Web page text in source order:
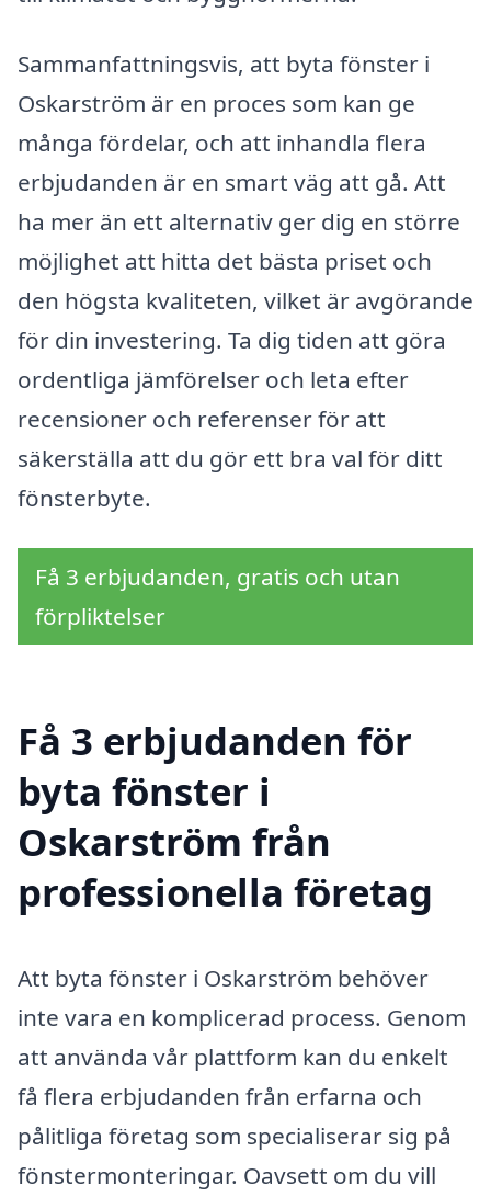
Sammanfattningsvis, att byta fönster i
Oskarström är en proces som kan ge
många fördelar, och att inhandla flera
erbjudanden är en smart väg att gå. Att
ha mer än ett alternativ ger dig en större
möjlighet att hitta det bästa priset och
den högsta kvaliteten, vilket är avgörande
för din investering. Ta dig tiden att göra
ordentliga jämförelser och leta efter
recensioner och referenser för att
säkerställa att du gör ett bra val för ditt
fönsterbyte.
Få 3 erbjudanden, gratis och utan
förpliktelser
Få 3 erbjudanden för
byta fönster i
Oskarström från
professionella företag
Att byta fönster i Oskarström behöver
inte vara en komplicerad process. Genom
att använda vår plattform kan du enkelt
få flera erbjudanden från erfarna och
pålitliga företag som specialiserar sig på
fönstermonteringar. Oavsett om du vill